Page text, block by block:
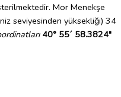
Mor Menekşe
seviyesinden yüksekliği) 34
40° 55´ 58.3824"